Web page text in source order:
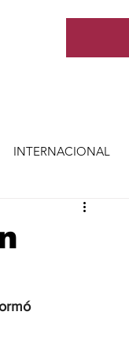
INTERNACIONAL
INTERNACIONAL